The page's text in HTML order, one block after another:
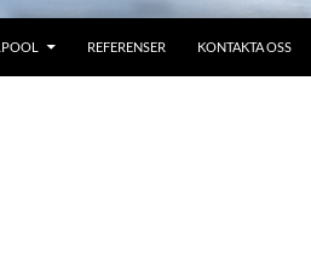
REFERENSER KONTAKTA OSS